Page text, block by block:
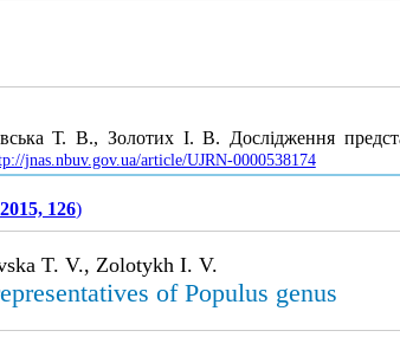
Т. В., Золотих І. В. Дослідження
jnas.nbuv.gov.ua/article/UJRN-0000538174
2015, 126)
T. V., Zolotykh I. V.
of Populus genus